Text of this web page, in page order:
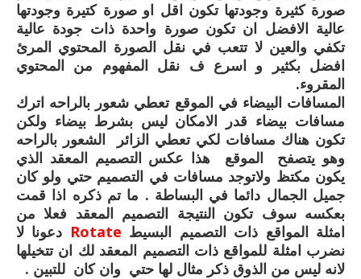
صورة كثيرة وجودتها تكون اقل او صورة كتيرة وجودتها
عالية الافضل ان تكون صورة واحدة ذات جودة عالية
تكفي والعين لا تتعب في نقل الصورة المحتوي المرئ
افضل بكثير و اسرع ف نقل المفهوم من المحتوي
المقروء.
المسافات البيضاء في الموقع تعطي شعور بالراحه اترك
مسافات بيضاء قدر الامكان ليس بشرط بيضاء ولكن
تكون هناك مسافات لكي تعطي الزائر الشعور بالراحه
وهو يتصفح الموقع هذا عكس التصميم المعقد الذي
يكون مكتظ ولاتوجد مسافات في التصميم حتي ولو كان
جميل الجمال دائما في البساطة . ما تم ذكره اذا قمت
بعكسه سوف تكون النتيجة التصميم المعقد فعلا من
امثلة المواقع ذات التصميم البسيط Rotate دعونا لا
نضرب امثلة للمواقع ذات التصميم المعقد لك ان تتخيلها
لانه ليس من الذوق ذكر مثال لها حتي وان كان للتبين .